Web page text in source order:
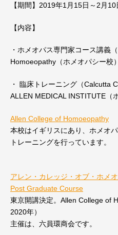
【期間】2019年1月15日～2月10
【内容】
・ホメオパス専門家コース講義
Homoeopathy（ホメオパシー校
・ 臨床トレーニング（Calcutta
ALLEN MEDICAL INSTITUTE（
Allen College of Homoeopathy
本校はイギリスにあり、ホメオ
トレーニングを行っています。
アレン・カレッジ・オブ・ホメ
Post Graduate Course
東京開講決定。Allen College of
2020年）
主催は、六員環商会です。